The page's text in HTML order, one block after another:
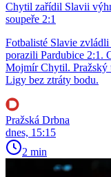
Chytil zařídil Slavii
soupeře 2:1
Fotbalisté Slavie
porazili Pardubice 2:1.
Mojmír Chytil. Pražský
Ligy bez ztráty bodu.
Pražská Drbna
dnes, 15:15
2 min